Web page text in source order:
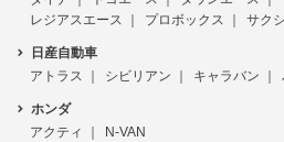
レジアスエース
プロボックス サク
日産自動車
アトラス
シビリアン キャラバン
ホンダ
アクティ
N-VAN